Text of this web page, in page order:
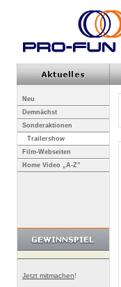
Neu
Demnächst
Sonderaktionen
Trailershow
Film-Webseiten
Home Video „A-Z”
Jetzt mitmachen!